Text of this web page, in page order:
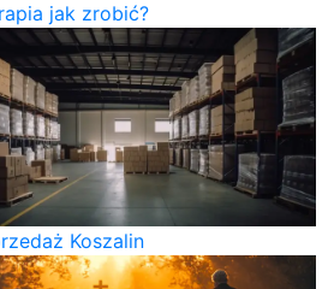
jak zrobić?
Koszalin